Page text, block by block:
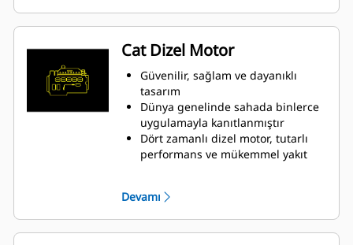
Cat Dizel Motor
Güvenilir, sağlam ve dayanıklı
tasarım
Dünya genelinde sahada binlerce
uygulamayla kanıtlanmıştır
Dört zamanlı dizel motor, tutarlı
performans ve mükemmel yakıt
Devamı